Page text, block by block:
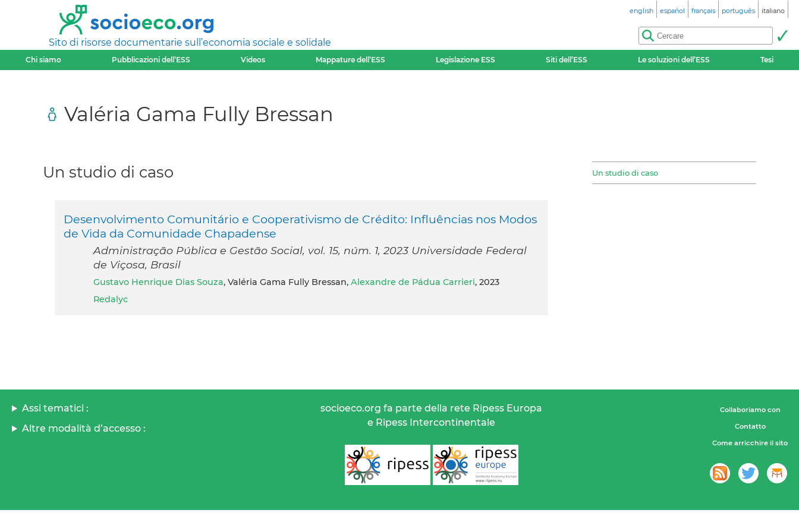
Sito di risorse documentarie sull’economia sociale e solidale
english español français português italiano
Chi siamo Pubblicazioni dell’ESS Videos Mappature dell’ESS Legislazione ESS Siti dell’ESS Le soluzioni dell’ESS Tesi
Valéria Gama Fully Bressan
Un studio di caso
Un studio di caso
Desenvolvimento Comunitário e Cooperativismo de Crédito: Influências nos Modos
de Vida da Comunidade Chapadense
Administração Pública e Gestão Social, vol. 15, núm. 1, 2023 Universidade Federal
de Viçosa, Brasil
Gustavo Henrique Dias Souza, Valéria Gama Fully Bressan, Alexandre de Pádua Carrieri, 2023
Redalyc
Assi tematici :
Altre modalità d’accesso :
socioeco.org fa parte della rete Ripess Europa
e Ripess Intercontinentale
Collaboriamo con
Contatto
Come arricchire il sito